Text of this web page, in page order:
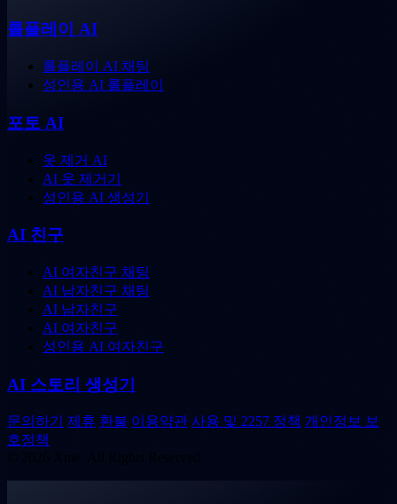
롤플레이 AI
롤플레이 AI 채팅
성인용 AI 롤플레이
포토 AI
옷 제거 AI
AI 옷 제거기
성인용 AI 생성기
AI 친구
AI 여자친구 채팅
AI 남자친구 채팅
AI 남자친구
AI 여자친구
성인용 AI 여자친구
AI 스토리 생성기
문의하기 제휴 환불 이용약관 사용 및 2257 정책 개인정보 보
호정책
© 2026 Xme. All Rights Reserved